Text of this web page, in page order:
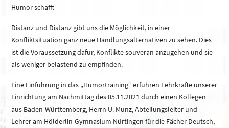
Humor schafft
Distanz und Distanz gibt uns die Möglichkeit, in einer
Konfliktsituation ganz neue Handlungsalternativen zu sehen. Dies
ist die Voraussetzung dafür, Konflikte souverän anzugehen und sie
als weniger belastend zu empfinden.
Eine Einführung in das „Humortraining“ erfuhren Lehrkräfte unserer
Einrichtung am Nachmittag des 05.11.2021 durch einen Kollegen
aus Baden-Württemberg, Herrn U. Munz, Abteilungsleiter und
Lehrer am Hölderlin-Gymnasium Nürtingen für die Fächer Deutsch,